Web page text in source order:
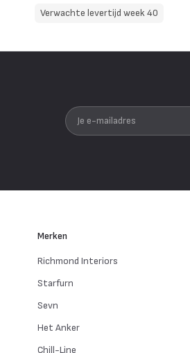
Verwachte levertijd week 40
Je e-mailadres
Merken
Richmond Interiors
Starfurn
Sevn
Het Anker
Chill-Line